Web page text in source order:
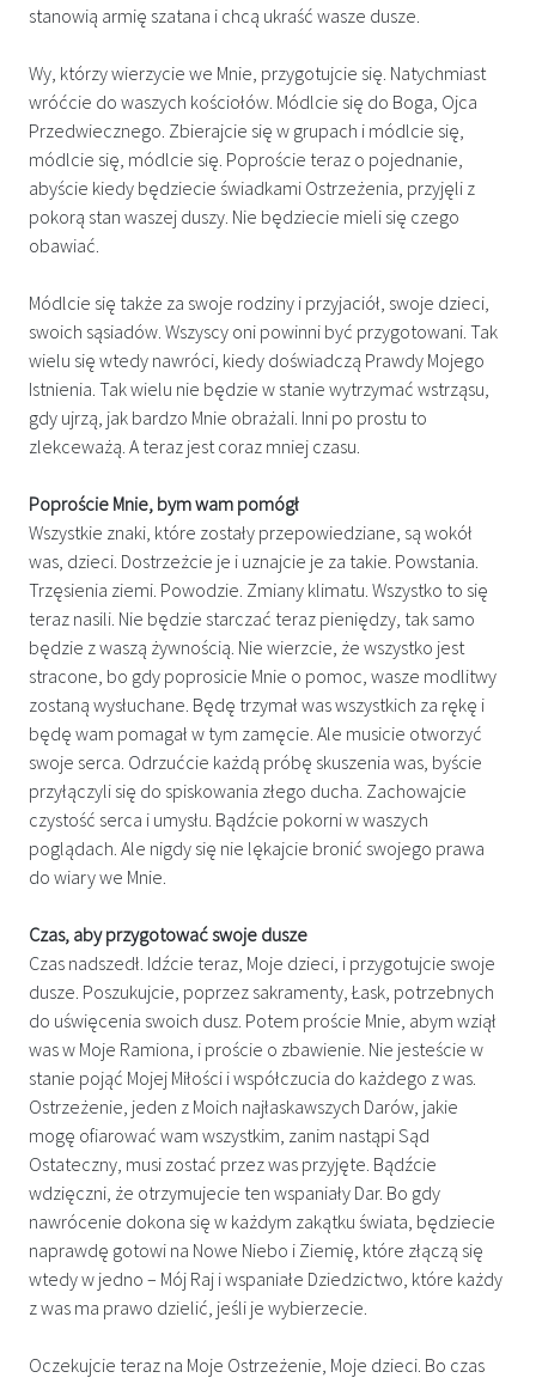
stanowią armię szatana i chcą ukraść wasze dusze.
Wy, którzy wierzycie we Mnie, przygotujcie się. Natychmiast
wróćcie do waszych kościołów. Módlcie się do Boga, Ojca
Przedwiecznego. Zbierajcie się w grupach i módlcie się,
módlcie się, módlcie się. Poproście teraz o pojednanie,
abyście kiedy będziecie świadkami Ostrzeżenia, przyjęli z
pokorą stan waszej duszy. Nie będziecie mieli się czego
obawiać.
Módlcie się także za swoje rodziny i przyjaciół, swoje dzieci,
swoich sąsiadów. Wszyscy oni powinni być przygotowani. Tak
wielu się wtedy nawróci, kiedy doświadczą Prawdy Mojego
Istnienia. Tak wielu nie będzie w stanie wytrzymać wstrząsu,
gdy ujrzą, jak bardzo Mnie obrażali. Inni po prostu to
zlekceważą. A teraz jest coraz mniej czasu.
Poproście Mnie, bym wam pomógł
Wszystkie znaki, które zostały przepowiedziane, są wokół
was, dzieci. Dostrzeżcie je i uznajcie je za takie. Powstania.
Trzęsienia ziemi. Powodzie. Zmiany klimatu. Wszystko to się
teraz nasili. Nie będzie starczać teraz pieniędzy, tak samo
będzie z waszą żywnością. Nie wierzcie, że wszystko jest
stracone, bo gdy poprosicie Mnie o pomoc, wasze modlitwy
zostaną wysłuchane. Będę trzymał was wszystkich za rękę i
będę wam pomagał w tym zamęcie. Ale musicie otworzyć
swoje serca. Odrzućcie każdą próbę skuszenia was, byście
przyłączyli się do spiskowania złego ducha. Zachowajcie
czystość serca i umysłu. Bądźcie pokorni w waszych
poglądach. Ale nigdy się nie lękajcie bronić swojego prawa
do wiary we Mnie.
Czas, aby przygotować swoje dusze
Czas nadszedł. Idźcie teraz, Moje dzieci, i przygotujcie swoje
dusze. Poszukujcie, poprzez sakramenty, Łask, potrzebnych
do uświęcenia swoich dusz. Potem proście Mnie, abym wziął
was w Moje Ramiona, i proście o zbawienie. Nie jesteście w
stanie pojąć Mojej Miłości i współczucia do każdego z was.
Ostrzeżenie, jeden z Moich najłaskawszych Darów, jakie
mogę ofiarować wam wszystkim, zanim nastąpi Sąd
Ostateczny, musi zostać przez was przyjęte. Bądźcie
wdzięczni, że otrzymujecie ten wspaniały Dar. Bo gdy
nawrócenie dokona się w każdym zakątku świata, będziecie
naprawdę gotowi na Nowe Niebo i Ziemię, które złączą się
wtedy w jedno – Mój Raj i wspaniałe Dziedzictwo, które każdy
z was ma prawo dzielić, jeśli je wybierzecie.
Oczekujcie teraz na Moje Ostrzeżenie, Moje dzieci. Bo czas